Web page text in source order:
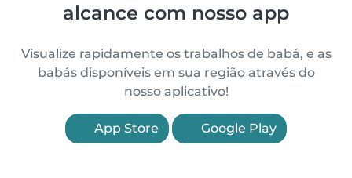
alcance com nosso app
Visualize rapidamente os trabalhos de babá, e as
babás disponíveis em sua região através do
nosso aplicativo!
App Store Google Play